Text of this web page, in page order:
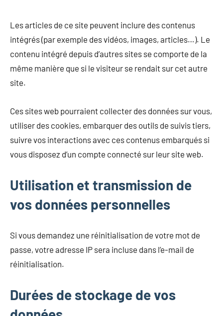
Les articles de ce site peuvent inclure des contenus
intégrés (par exemple des vidéos, images, articles…). Le
contenu intégré depuis d’autres sites se comporte de la
même manière que si le visiteur se rendait sur cet autre
site.
Ces sites web pourraient collecter des données sur vous,
utiliser des cookies, embarquer des outils de suivis tiers,
suivre vos interactions avec ces contenus embarqués si
vous disposez d’un compte connecté sur leur site web.
Utilisation et transmission de
vos données personnelles
Si vous demandez une réinitialisation de votre mot de
passe, votre adresse IP sera incluse dans l’e-mail de
réinitialisation.
Durées de stockage de vos